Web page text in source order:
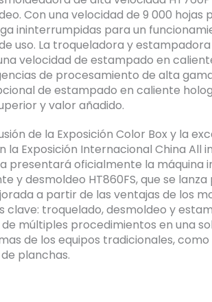
Con una velocidad de 9 000 hojas
ininterrumpidas para un
uso. La troqueladora y
velocidad de estampado en
de procesamiento de alta
de estampado en caliente
y valor añadido.
de la Exposición Color Box y la
Exposición Internacional China All
presentará oficialmente la máquina
y desmoldeo HT860FS, que se
a partir de las ventajas de los
clave: troquelado, desmoldeo y
múltiples procedimientos en una
de los equipos tradicionales,
planchas.